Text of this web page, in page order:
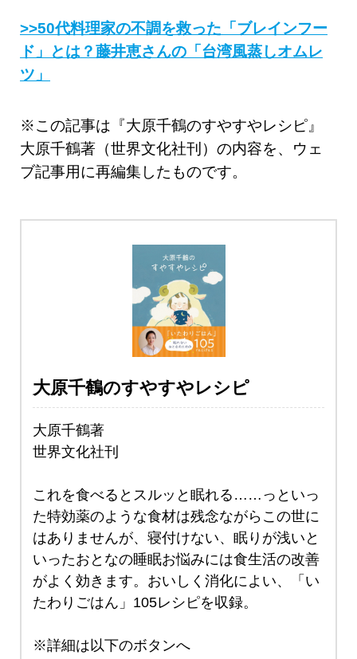
>>50代料理家の不調を救った「ブレインフー
ド」とは？藤井恵さんの「台湾風蒸しオムレ
ツ」
※この記事は『大原千鶴のすやすやレシピ』
大原千鶴著（世界文化社刊）の内容を、ウェ
ブ記事用に再編集したものです。
大原千鶴のすやすやレシピ
大原千鶴著
世界文化社刊
これを食べるとスルッと眠れる……っといっ
た特効薬のような食材は残念ながらこの世に
はありませんが、寝付けない、眠りが浅いと
いったおとなの睡眠お悩みには食生活の改善
がよく効きます。おいしく消化によい、「い
たわりごはん」105レシピを収録。
※詳細は以下のボタンへ